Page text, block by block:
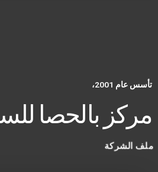
تأسس عام 2001،
مركز بالحصا
ملف الشركة